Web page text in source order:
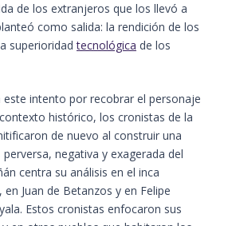
de los extranjeros que los llevó a
como salida: la rendición de los
superioridadtecnológica de los
este intento por recobrar el personaje
histórico, los cronistas de la
de nuevo al construir una
negativa y exagerada del
centra su análisis en el inca
en Juan de Betanzos y en Felipe
Estos cronistas enfocaron sus